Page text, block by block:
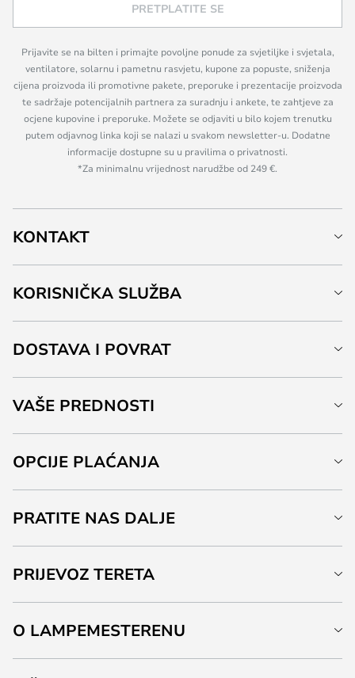
PRETPLATITE SE
Prijavite se na bilten i primajte povoljne ponude za svjetiljke i svjetala,
ventilatore, solarnu i pametnu rasvjetu, kupone za popuste, sniženja
cijena proizvoda ili promotivne pakete, preporuke i prezentacije proizvoda
te sadržaje potencijalnih partnera za suradnju i ankete, te zahtjeve za
ocjene kupovine i preporuke. Možete se odjaviti u bilo kojem trenutku
putem odjavnog linka koji se nalazi u svakom newsletter-u. Dodatne
informacije dostupne su u pravilima o privatnosti.
*Za minimalnu vrijednost narudžbe od 249 €.
KONTAKT
KORISNIČKA SLUŽBA
DOSTAVA I POVRAT
VAŠE PREDNOSTI
OPCIJE PLAĆANJA
PRATITE NAS DALJE
PRIJEVOZ TERETA
O LAMPEMESTERENU